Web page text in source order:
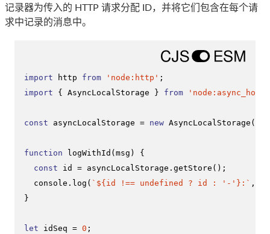
记录器为传入的 HTTP 请求分配 ID，并将它们包含在每个请
求中记录的消息中。
import http from 'node:http'
import { AsyncLocalStorage } from
const asyncLocalStorage = new AsyncLocalStorage ();
function logWithId ( msg ) {
const id = asyncLocalStorage. getStore ();
console . log ( ` ${id !== undefined ? id : '-' } :` ,
}
let idSeq = 0 ;